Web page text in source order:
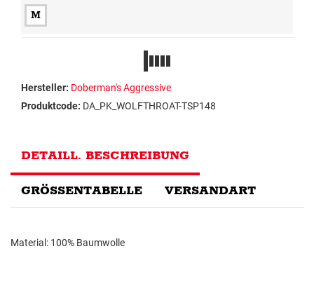
M
Hersteller: Doberman's Aggressive
Produktcode: DA_PK_WOLFTHROAT-TSP148
DETAILL. BESCHREIBUNG
GRÖSSENTABELLE VERSANDART
Material: 100% Baumwolle